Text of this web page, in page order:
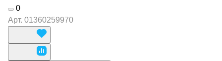
0
Арт. 01360259970